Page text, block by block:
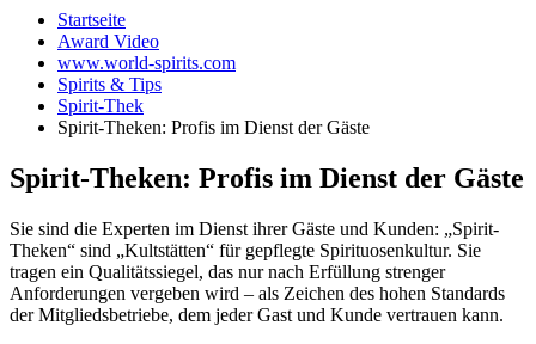
Startseite
Award Video
www.world-spirits.com
Spirits & Tips
Spirit-Thek
Spirit-Theken: Profis im Dienst der Gäste
Spirit-Theken: Profis im Dienst der Gäste
Sie sind die Experten im Dienst ihrer Gäste und Kunden: „Spirit-
Theken“ sind „Kultstätten“ für gepflegte Spirituosenkultur. Sie
tragen ein Qualitätssiegel, das nur nach Erfüllung strenger
Anforderungen vergeben wird – als Zeichen des hohen Standards
der Mitgliedsbetriebe, dem jeder Gast und Kunde vertrauen kann.